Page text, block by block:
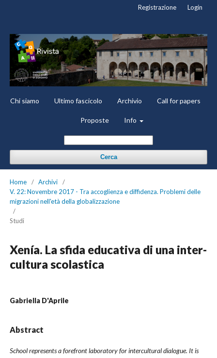
Chi siamo Ultimo fascicolo Archivio Call for papers
Proposte Info
Cerca
Registrazione Login
Home / Archivi
/
V. 22: Novembre 2017 - Tra accoglienza e diffidenza. Problemi delle
migrazioni nell'età della globalizzazione
/
Studi
Xenía. La sfida educativa di una inter-
cultura scolastica
Gabriella D'Aprile
Abstract
School represents a forefront laboratory for intercultural dialogue. It is